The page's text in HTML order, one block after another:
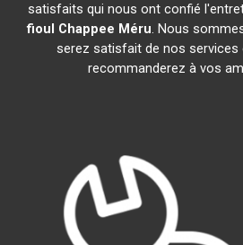
satisfaits qui nous ont confié
fioul Chappee Méru. Nous
serez satisfait de nos services
recommanderez à vos